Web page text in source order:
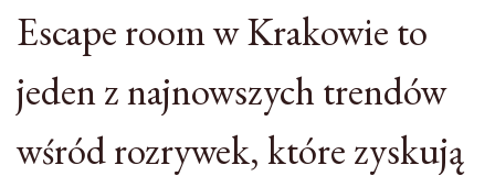
Escape room w Krakowie to
jeden z najnowszych trendów
wśród rozrywek, które zyskują